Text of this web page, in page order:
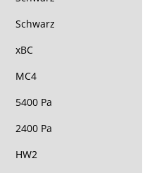
Schwarz
xBC
MC4
5400 Pa
2400 Pa
HW2